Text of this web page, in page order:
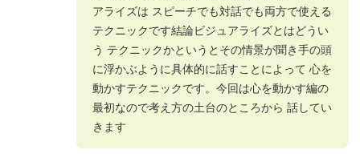
アライズは スピーチでも対話でも両方で使える
テクニックです結論ビジュアライズとはどうい
う テクニックかというとその情景が聞き手の頭
に浮かぶように具体的に話すことによって 心を
動かすテクニックです。今回は心を動かす編の
最初なので考え方の土台のところから 話してい
きます